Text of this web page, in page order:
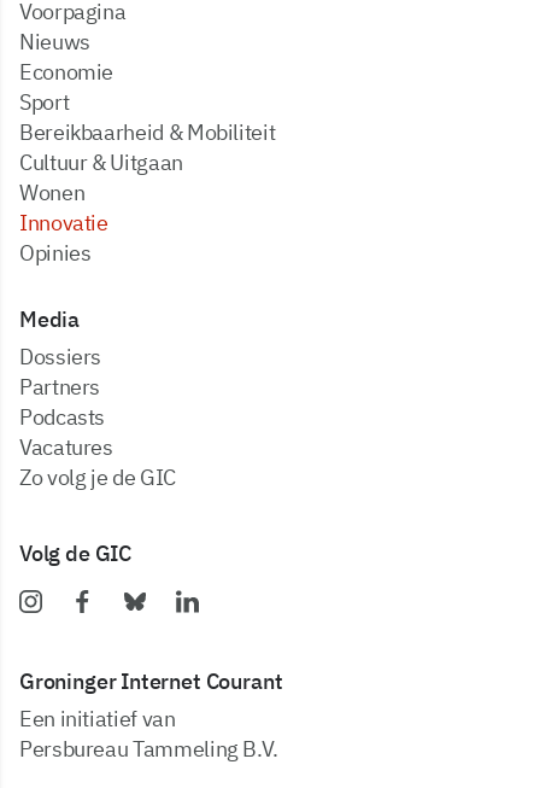
Voorpagina
Nieuws
Economie
Sport
Bereikbaarheid & Mobiliteit
Cultuur & Uitgaan
Wonen
Innovatie
Opinies
Media
dossiers
partners
podcasts
vacatures
zo volg je de GIC
Volg de GIC
Groninger Internet Courant
Een initiatief van
Persbureau Tammeling B.V.